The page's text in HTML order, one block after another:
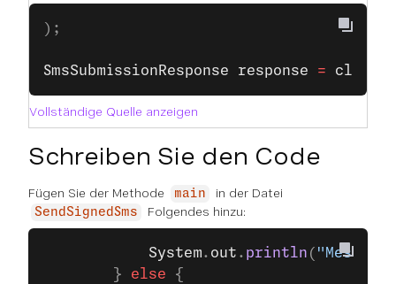
);
SmsSubmissionResponse response = client
Vollständige Quelle anzeigen
Schreiben Sie den Code
Fügen Sie der Methode main in der Datei
SendSignedSms Folgendes hinzu:
            System
. out . println (
        }
else {